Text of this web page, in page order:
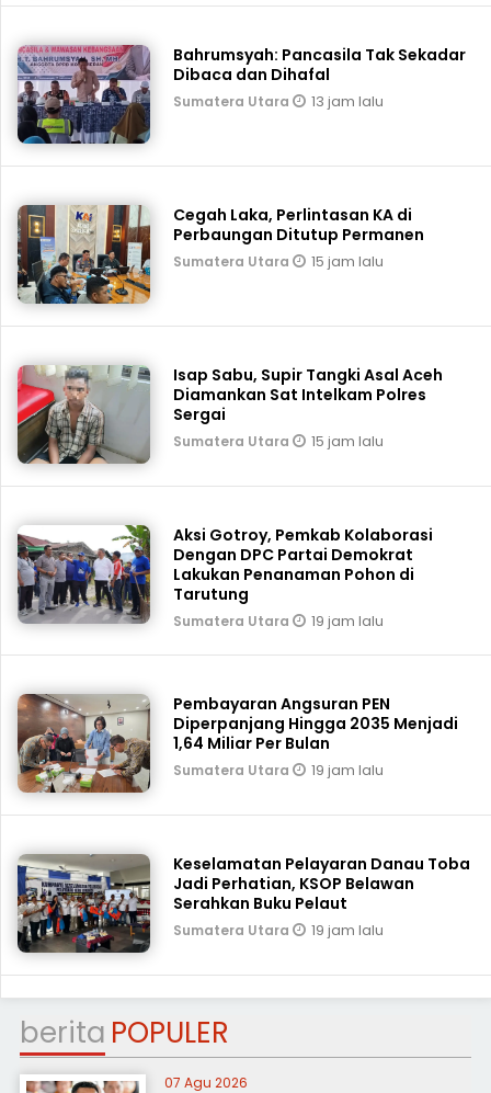
Bahrumsyah: Pancasila Tak Sekadar
Dibaca dan Dihafal
Sumatera Utara 13 jam lalu
Cegah Laka, Perlintasan KA di
Perbaungan Ditutup Permanen
Sumatera Utara 15 jam lalu
Isap Sabu, Supir Tangki Asal Aceh
Diamankan Sat Intelkam Polres
Sergai
Sumatera Utara 15 jam lalu
Aksi Gotroy, Pemkab ‎Kolaborasi
Dengan DPC Partai Demokrat
Lakukan Penanaman Pohon di
Tarutung
Sumatera Utara 19 jam lalu
Pembayaran Angsuran PEN
Diperpanjang Hingga 2035 Menjadi
1,64 Miliar Per Bulan
Sumatera Utara 19 jam lalu
Keselamatan Pelayaran Danau Toba
Jadi Perhatian, KSOP Belawan
Serahkan Buku Pelaut
Sumatera Utara 19 jam lalu
berita POPULER
07 Agu 2026